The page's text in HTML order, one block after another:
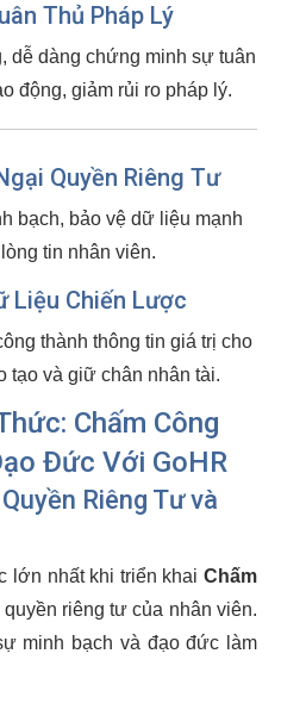
Thủ Pháp Lý
dễ dàng chứng minh sự tuân
động, giảm rủi ro pháp lý.
Quyền Riêng Tư
bạch, bảo vệ dữ liệu mạnh
tin nhân viên.
Liệu Chiến Lược
thành thông tin giá trị cho
tạo và giữ chân nhân tài.
Chấm Công
Đức Với GoHR
Riêng Tư và
lớn nhất khi triển khai Chấm
quyền riêng tư của nhân viên.
minh bạch và đạo đức làm